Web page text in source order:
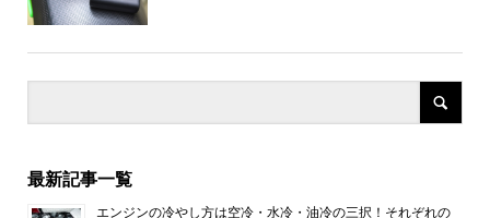
最新記事一覧
エンジンの冷やし方は空冷・水冷・油冷の三択！それぞれの